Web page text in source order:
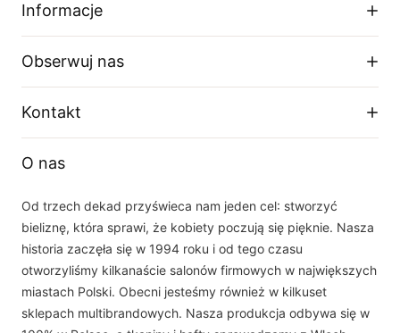
Informacje
Regulamin sklepu
Polityka prywatności
O firmie
Tabela rozmiarów
Obserwuj nas
Facebook
Kontakt
Telefon
Email
sklep(at)dalia.pl
Nasz zespół obsługi klienta jest do Państwa dyspozycji w dni robocze w
godzinach 8.00 - 16.00
O nas
Od trzech dekad przyświeca nam jeden cel: stworzyć
bieliznę, która sprawi, że kobiety poczują się pięknie. Nasza
historia zaczęła się w 1994 roku i od tego czasu
otworzyliśmy kilkanaście salonów firmowych w największych
miastach Polski. Obecni jesteśmy również w kilkuset
sklepach multibrandowych. Nasza produkcja odbywa się w